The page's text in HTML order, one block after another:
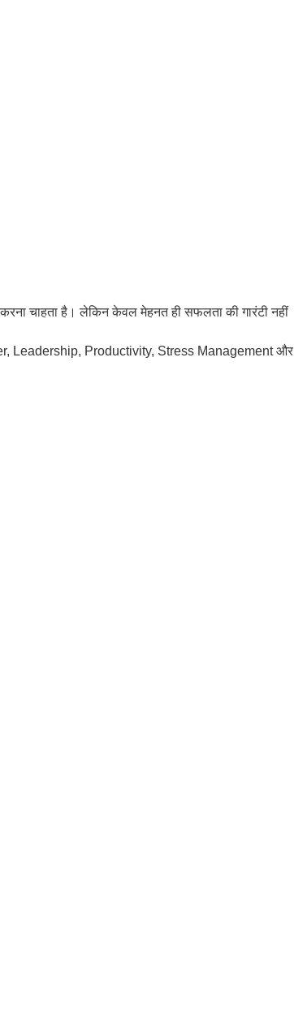
चाहता है। लेकिन केवल मेहनत ही सफलता की गारंटी नहीं
Leadership, Productivity, Stress Management और